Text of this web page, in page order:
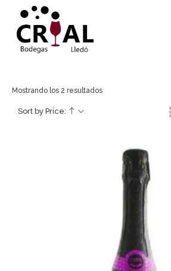
Mostrando los 2 resultados
Sort by Price: